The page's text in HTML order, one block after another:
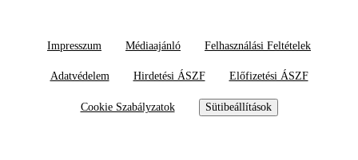
Impresszum Médiaajánló Felhasználási Feltételek
Adatvédelem Hirdetési ÁSZF Előfizetési ÁSZF
Cookie Szabályzatok Sütibeállítások